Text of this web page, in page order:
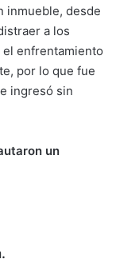
inmueble, desde
a los
el enfrentamiento
por lo que fue
ingresó sin
un